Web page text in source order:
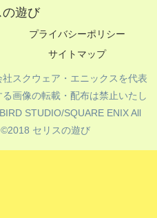
の遊び
プライバシーポリシー
サイトマップ
スクウェア・エニックスを代表
画像の転載・配布は禁止いたし
STUDIO/SQUARE ENIX All
セリスの遊び